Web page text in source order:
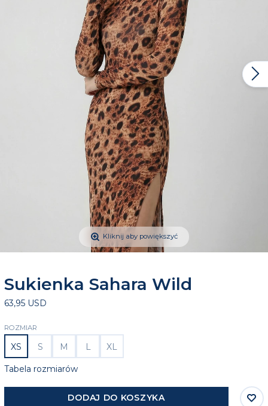
Kliknij aby powiększyć
Sukienka Sahara Wild
63,95 USD
ROZMIAR
XS S M L XL
Tabela rozmiarów
DODAJ DO KOSZYKA